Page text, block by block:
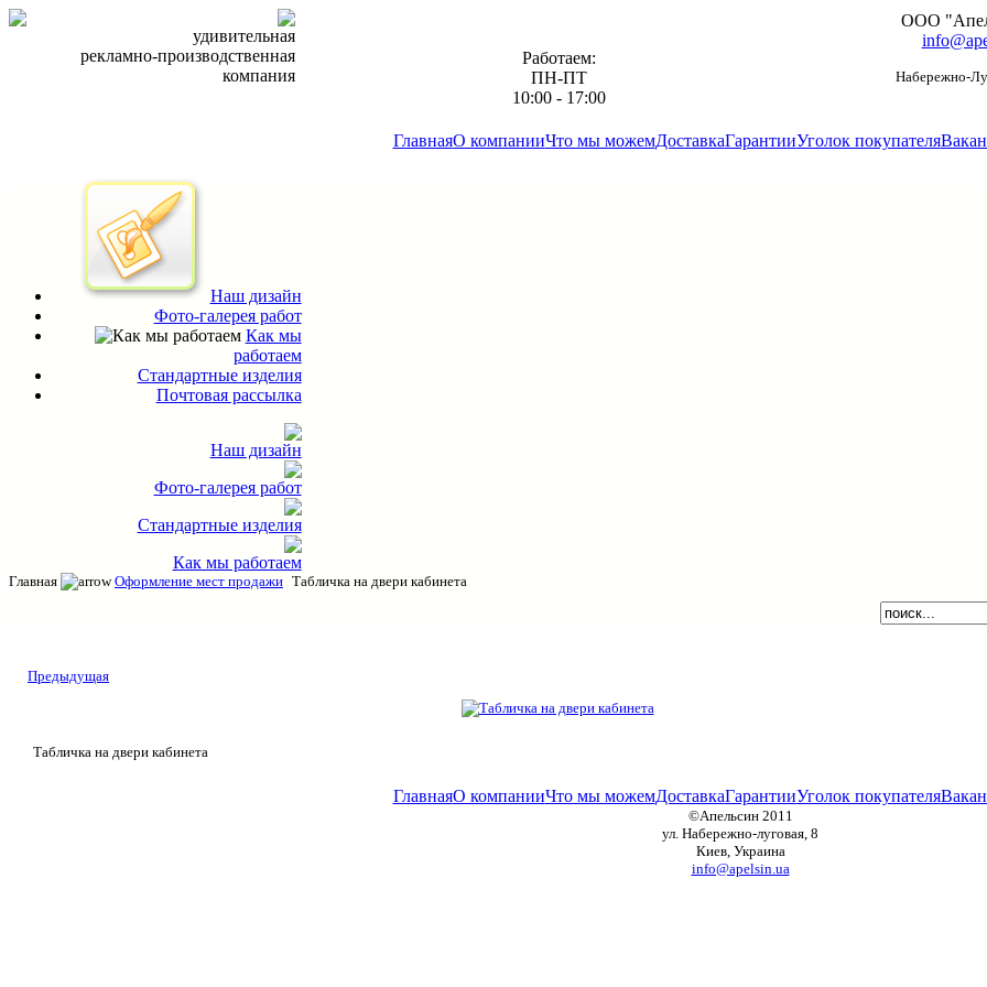
удивительная
рекламно-производственная
компания
Работаем:
ПН-ПТ
10:00 - 17:00
ООО
Набережно-
ГлавнаяО компанииЧто мы можемДоставкаГарантииУголок покупателя
Наш дизайн
Фото-галерея работ
Как мы
работаем
Стандартные изделия
Почтовая рассылка
Наш дизайн
Фото-галерея работ
Стандартные изделия
Как мы работаем
Главная Оформление мест продажи Табличка на двери кабинета
Предыдущая
Табличка на двери кабинета
ГлавнаяО компанииЧто мы можемДоставкаГарантииУголок покупателя
©Апельсин 2011
ул. Набережно-луговая, 8
Киев, Украина
info@apelsin.ua